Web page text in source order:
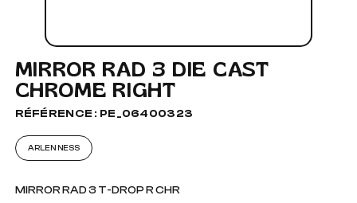
MIRROR RAD 3 DIE CAST
CHROME RIGHT
RÉFÉRENCE : PE_06400323
ARLEN NESS
MIRROR RAD 3 T-DROP R CHR